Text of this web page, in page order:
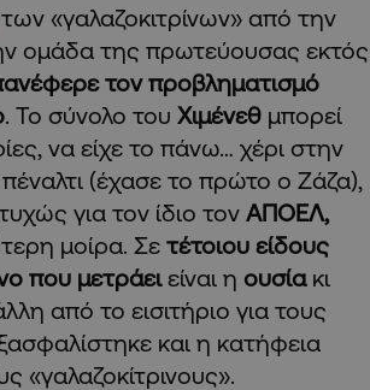
των «γαλαζοκιτρίνων» από την
ομάδα της πρωτεύουσας εκτός
τον προβληματισμό
. Το σύνολο του Χιμένεθ μπορεί
να είχε το πάνω… χέρι στην
(έχασε το πρώτο ο Ζάζα),
για τον ίδιο τον ΑΠΟΕΛ,
μοίρα. Σε τέτοιου είδους
που μετράειείναι η ουσίακι
από το εισιτήριο για τους
και η κατήφεια
«γαλαζοκίτρινους».